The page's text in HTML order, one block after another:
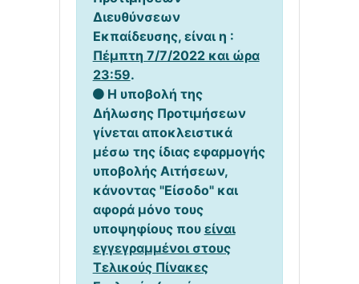
Διευθύνσεων
Εκπαίδευσης, είναι η :
Πέμπτη 7/7/2022 και ώρα
23:59.
Η υποβολή της
Δήλωσης Προτιμήσεων
γίνεται αποκλειστικά
μέσω της ίδιας εφαρμογής
υποβολής Αιτήσεων,
κάνοντας "Είσοδο" και
αφορά μόνο τους
υποψηφίους που είναι
εγγεγραμμένοι στους
Τελικούς Πίνακες